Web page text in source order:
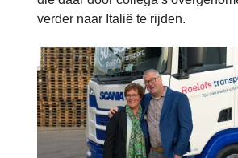
verder naar Italië te rijden.